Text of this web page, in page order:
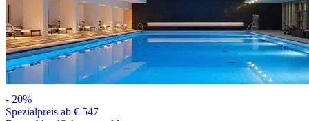
- 20%
Spezialpreis ab € 547